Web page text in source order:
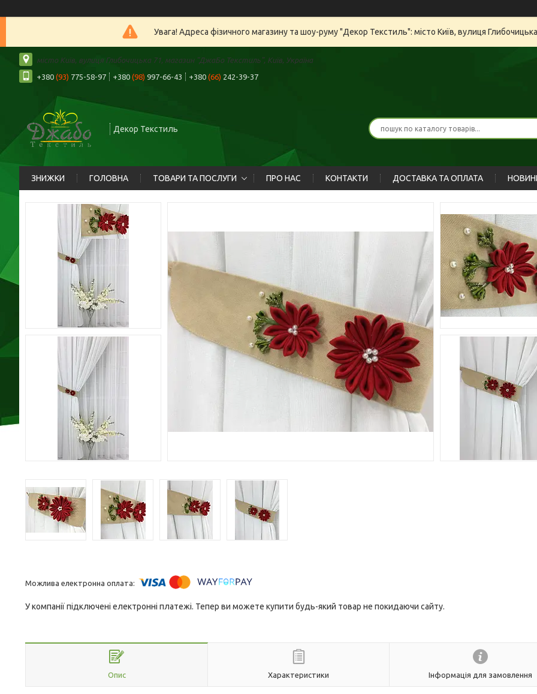
Увага! Адреса фізичного магазину та шоу-руму "Декор Текстиль": місто Київ, вулиця
місто Київ, вулиця Глибочицька 71, магазин "ДжаБо Текстиль", Київ, Україна
+380 (93) 775-58-97 +380 (98) 997-66-43 +380 (66) 242-39-37
Декор Текстиль
ЗНИЖКИ ГОЛОВНА ТОВАРИ ТА ПОСЛУГИ ПРО НАС КОНТАКТИ ДОСТАВКА ТА ОПЛАТА
У компанії підключені електронні платежі. Тепер ви можете купити будь-який товар не покидаючи сайту.
Опис Характеристики Інформація для замовлення